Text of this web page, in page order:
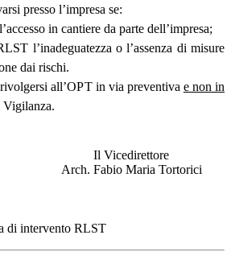
presso l’impresa se:
in cantiere da parte dell’impresa;
l’inadeguatezza o l’assenza di misure
dai rischi.
all’OPT in via preventiva e non in
Vigilanza.
Il Vicedirettore
Arch. Fabio Maria Tortorici
di intervento RLST